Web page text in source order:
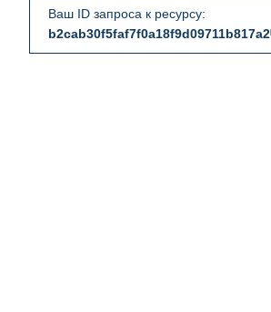
Ваш ID запроса к ресурсу:
b2cab30f5faf7f0a18f9d09711b817a2